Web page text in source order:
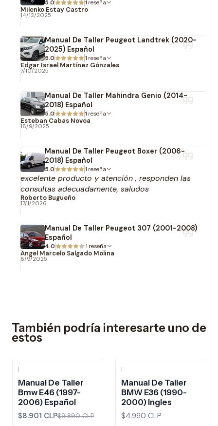
5.0 1 reseña
Milenko Estay Castro
14/12/2025
Manual De Taller Peugeot Landtrek (2020-
2025) Español
5.0 1 reseña
Edgar Israel Martínez Gónzales
7/10/2025
Manual De Taller Mahindra Genio (2014-
2018) Español
5.0 1 reseña
Esteban Cabas Novoa
18/9/2025
Manual De Taller Peugeot Boxer (2006-
2018) Español
5.0 1 reseña
excelente producto y atención , responden las
consultas adecuadamente, saludos
Roberto Bugueño
17/1/2026
Manual De Taller Peugeot 307 (2001-2008)
Español
4.0 1 reseña
Angel Marcelo Salgado Molina
8/9/2025
También podría interesarte uno de
estos
|
Manual De Taller
Bmw E46 (1997-
2006) Español
$8.901 CLP$9.890 CLP
|
Manual De Taller
BMW E36 (1990-
2000) Ingles
$4.990 CLP